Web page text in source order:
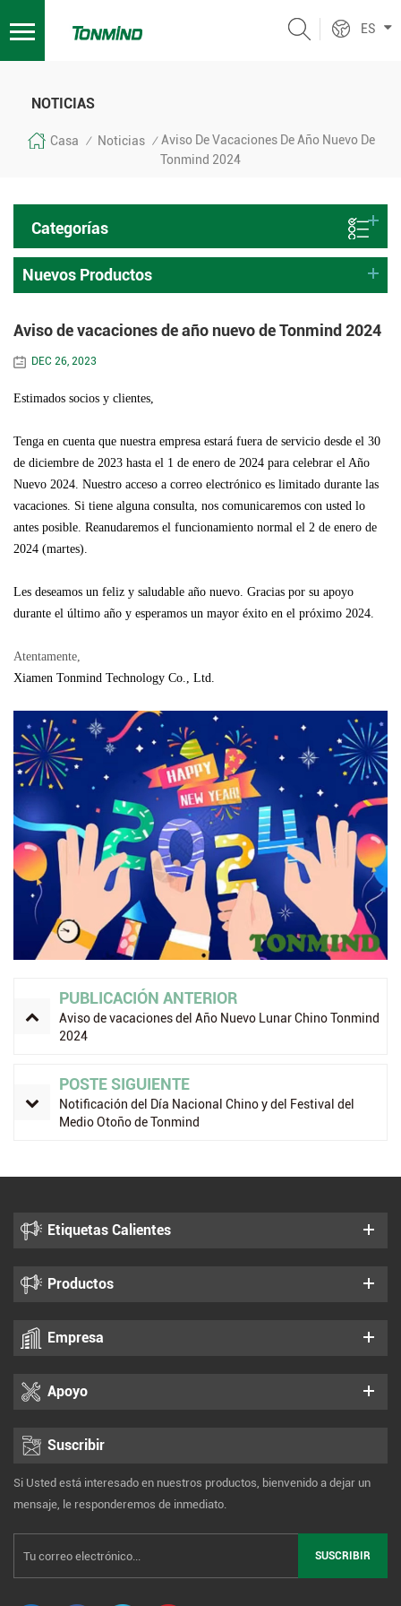
ES
NOTICIAS
Casa / Noticias / Aviso De Vacaciones De Año Nuevo De
Tonmind 2024
Categorías
Nuevos Productos
Aviso de vacaciones de año nuevo de Tonmind 2024
DEC 26, 2023
Estimados socios y clientes,
Tenga en cuenta que nuestra empresa estará fuera de servicio desde el 30
de diciembre de 2023 hasta el 1 de enero de 2024 para celebrar el Año
Nuevo 2024. Nuestro acceso a correo electrónico es limitado durante las
vacaciones. Si tiene alguna consulta, nos comunicaremos con usted lo
antes posible. Reanudaremos el funcionamiento normal el 2 de enero de
2024 (martes).
Les deseamos un feliz y saludable año nuevo. Gracias por su apoyo
durante el último año y esperamos un mayor éxito en el próximo 2024.
Atentamente,
Xiamen Tonmind Technology Co., Ltd.
PUBLICACIÓN ANTERIOR
Aviso de vacaciones del Año Nuevo Lunar Chino Tonmind
2024
POSTE SIGUIENTE
Notificación del Día Nacional Chino y del Festival del
Medio Otoño de Tonmind
Etiquetas Calientes
Productos
Empresa
Apoyo
Suscribir
Si Usted está interesado en nuestros productos, bienvenido a dejar un
mensaje, le responderemos de inmediato.